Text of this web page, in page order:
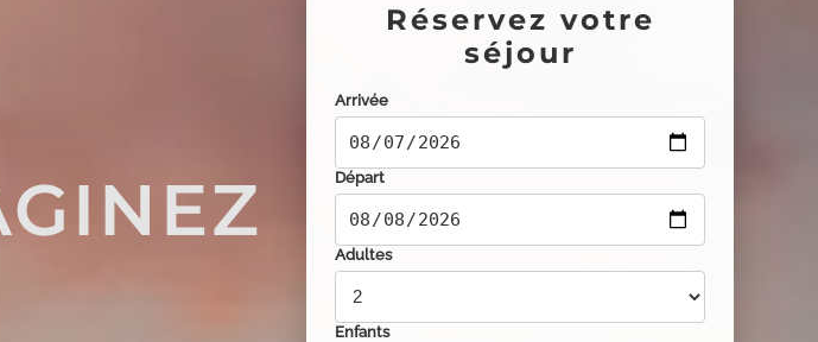
Réservez votre
séjour
Arrivée
Départ
Adultes
Enfants